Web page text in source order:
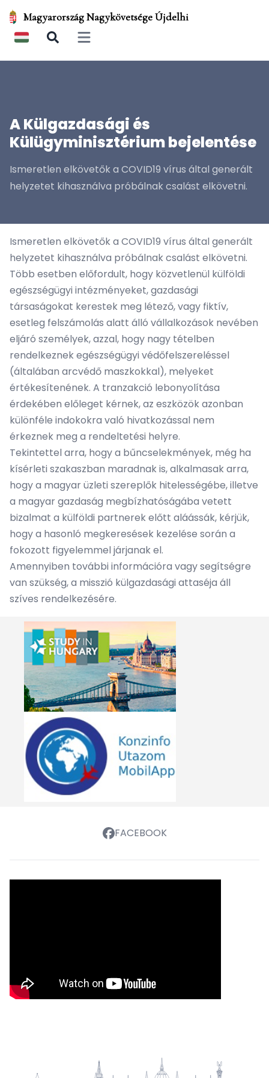
Magyarország Nagykövetsége Újdelhi
Open main menu
A Külgazdasági és
Külügyminisztérium bejelentése
Ismeretlen elkövetők a COVID19 vírus által generált
helyzetet kihasználva próbálnak csalást elkövetni.
Ismeretlen elkövetők a COVID19 vírus által generált
helyzetet kihasználva próbálnak csalást elkövetni.
Több esetben előfordult, hogy közvetlenül külföldi
egészségügyi intézményeket, gazdasági
társaságokat kerestek meg létező, vagy fiktív,
esetleg felszámolás alatt álló vállalkozások nevében
eljáró személyek, azzal, hogy nagy tételben
rendelkeznek egészségügyi védőfelszereléssel
(általában arcvédő maszkokkal), melyeket
értékesítenének. A tranzakció lebonyolítása
érdekében előleget kérnek, az eszközök azonban
különféle indokokra való hivatkozással nem
érkeznek meg a rendeltetési helyre.
Tekintettel arra, hogy a bűncselekmények, még ha
kísérleti szakaszban maradnak is, alkalmasak arra,
hogy a magyar üzleti szereplők hitelességébe, illetve
a magyar gazdaság megbízhatóságába vetett
bizalmat a külföldi partnerek előtt aláássák, kérjük,
hogy a hasonló megkeresések kezelése során a
fokozott figyelemmel járjanak el.
Amennyiben további információra vagy segítségre
van szükség, a misszió külgazdasági attaséja áll
szíves rendelkezésére.
FACEBOOK